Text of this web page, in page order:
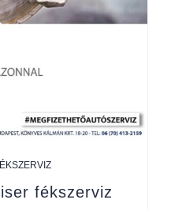
fékszerviz